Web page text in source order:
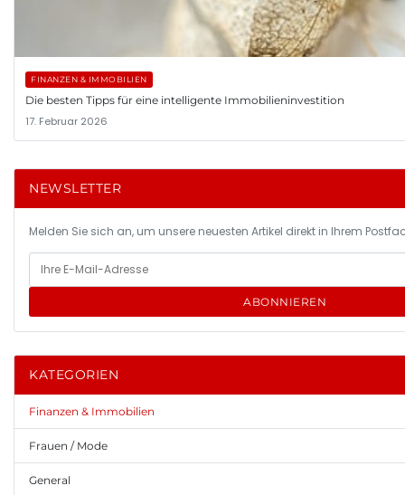
FINANZEN & IMMOBILIEN
Die besten Tipps für eine intelligente Immobilieninvestition
17. Februar 2026
NEWSLETTER
Melden Sie sich an, um unsere neuesten Artikel direkt in Ihrem
ABONNIEREN
KATEGORIEN
Finanzen & Immobilien
Frauen / Mode
General